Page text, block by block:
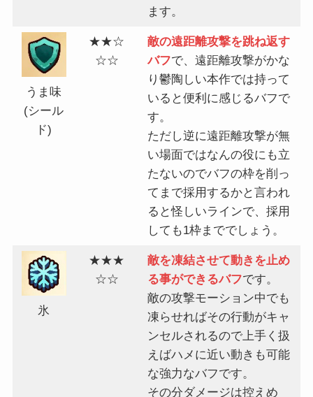
ます。
うま味
(シール
ド)
★★☆
☆☆
敵の遠距離攻撃を跳ね返す
バフで、遠距離攻撃がかな
り鬱陶しい本作では持って
いると便利に感じるバフで
す。
ただし逆に遠距離攻撃が無
い場面ではなんの役にも立
たないのでバフの枠を削っ
てまで採用するかと言われ
ると怪しいラインで、採用
しても1枠まででしょう。
氷
★★★
☆☆
敵を凍結させて動きを止め
る事ができるバフです。
敵の攻撃モーション中でも
凍らせればその行動がキャ
ンセルされるので上手く扱
えばハメに近い動きも可能
な強力なバフです。
その分ダメージは控えめ